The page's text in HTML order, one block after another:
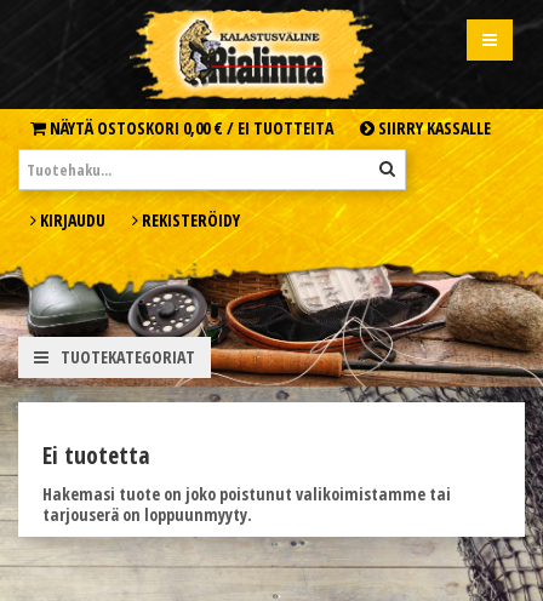
NÄYTÄ OSTOSKORI 0,00 € / EI TUOTTEITA SIIRRY KASSALLE
KIRJAUDU REKISTERÖIDY
TUOTEKATEGORIAT
Ei tuotetta
Hakemasi tuote on joko poistunut valikoimistamme tai
tarjouserä on loppuunmyyty.